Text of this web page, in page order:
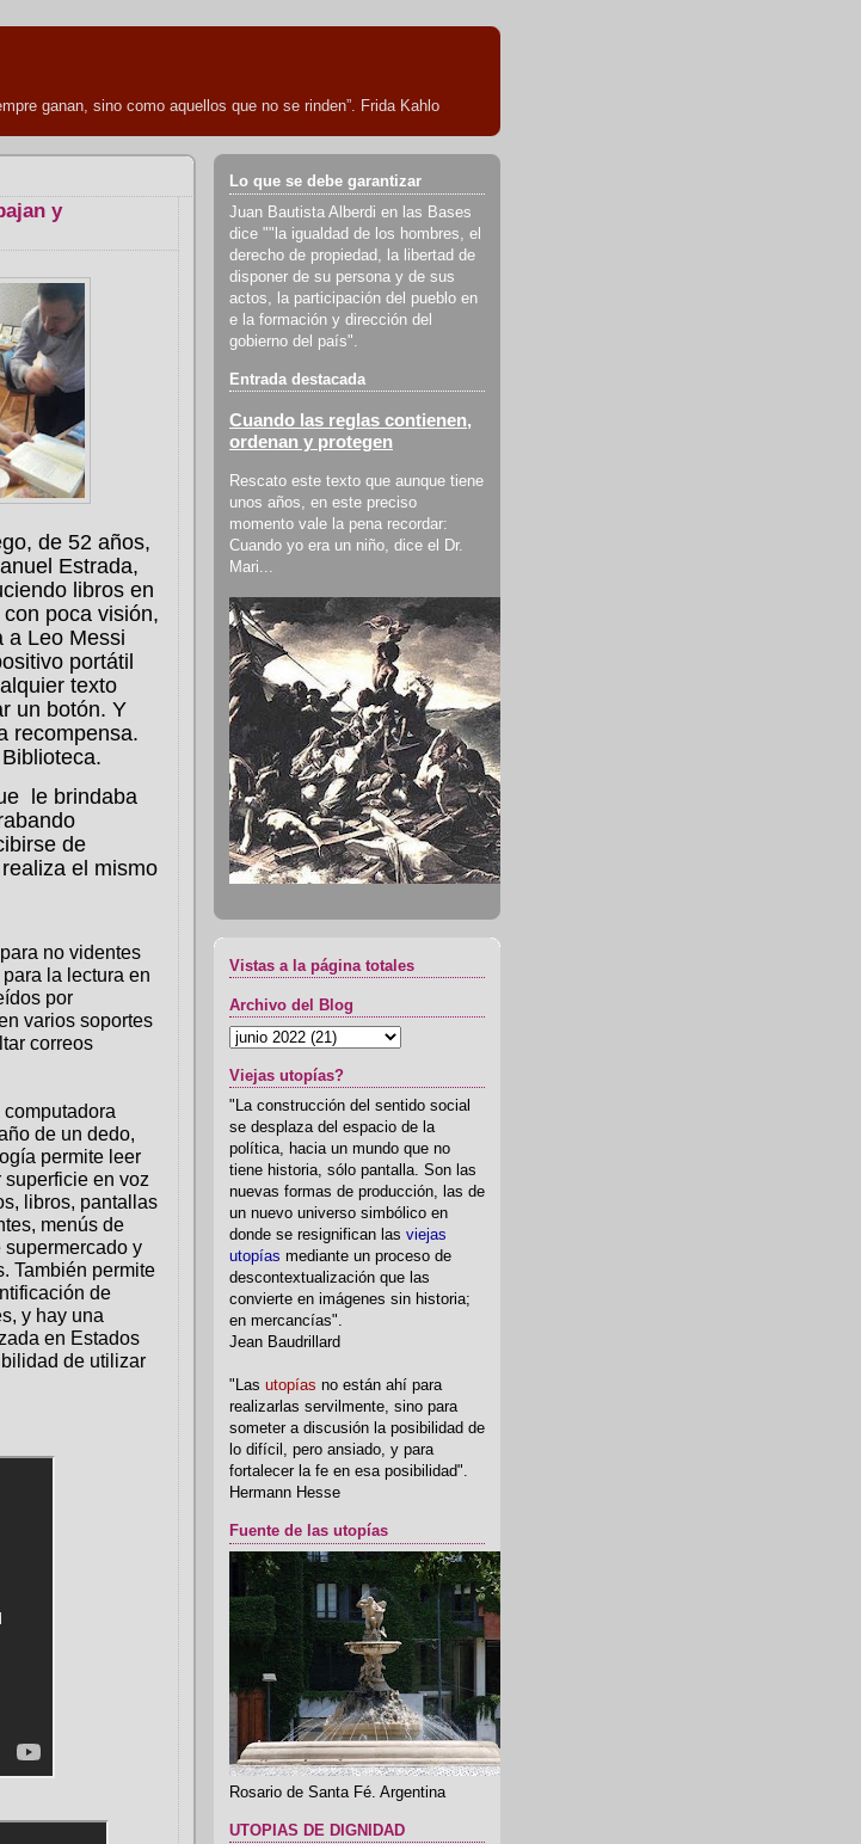
ganan, sino como aquellos que no se rinden”. Frida Kahlo
y
de 52 años,
Estrada,
libros en
poca visión,
a Leo Messi
portátil
texto
un botón. Y
recompensa.
le brindaba
de
el mismo
no videntes
la lectura en
por
varios soportes
correos
de un dedo,
permite leer
en voz
libros, pantallas
menús de
supermercado y
También permite
de
y hay una
en Estados
de utilizar
Lo que se debe garantizar
Juan Bautista Alberdi en las Bases
dice ""la igualdad de los hombres, el
derecho de propiedad, la libertad de
disponer de su persona y de sus
actos, la participación del pueblo en
e la formación y dirección del
gobierno del país".
Entrada destacada
Cuando las reglas contienen,
ordenan y protegen
Rescato este texto que aunque tiene
unos años, en este preciso
momento vale la pena recordar:
Cuando yo era un niño, dice el Dr.
Mari...
Vistas a la página totales
Archivo del Blog
Viejas utopías?
"La construcción del sentido social
se desplaza del espacio de la
política, hacia un mundo que no
tiene historia, sólo pantalla. Son las
nuevas formas de producción, las de
un nuevo universo simbólico en
donde se resignifican las viejas
utopías mediante un proceso de
descontextualización que las
convierte en imágenes sin historia;
en mercancías".
Jean Baudrillard
"Las utopías no están ahí para
realizarlas servilmente, sino para
someter a discusión la posibilidad de
lo difícil, pero ansiado, y para
fortalecer la fe en esa posibilidad".
Hermann Hesse
Fuente de las utopías
Rosario de Santa Fé. Argentina
UTOPIAS DE DIGNIDAD